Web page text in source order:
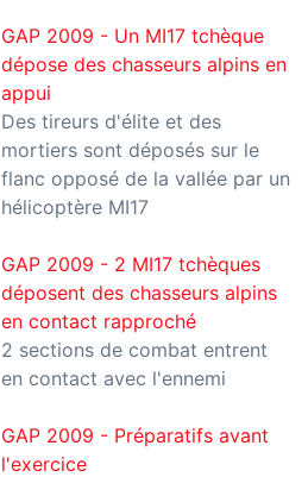
GAP 2009 - Un MI17 tchèque
dépose des chasseurs alpins en
appui
Des tireurs d'élite et des
mortiers sont déposés sur le
flanc opposé de la vallée par un
hélicoptère MI17
GAP 2009 - 2 MI17 tchèques
déposent des chasseurs alpins
en contact rapproché
2 sections de combat entrent
en contact avec l'ennemi
GAP 2009 - Préparatifs avant
l'exercice